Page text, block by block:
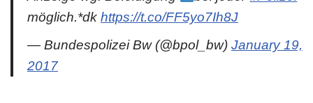
möglich.*dk https://t.co/FF5yo7Ih8J
— Bundespolizei Bw (@bpol_bw) January 19,
2017